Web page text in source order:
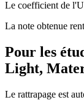
Le coefficient de
La note obtenue
Pour les
Light,
Le rattrapage est